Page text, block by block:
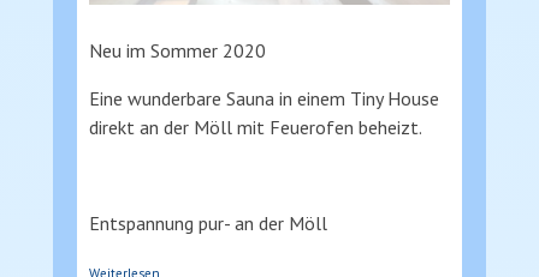
Neu im Sommer 2020
Eine wunderbare Sauna in einem Tiny House
direkt an der Möll mit Feuerofen beheizt.
Entspannung pur- an der Möll
Weiterlesen